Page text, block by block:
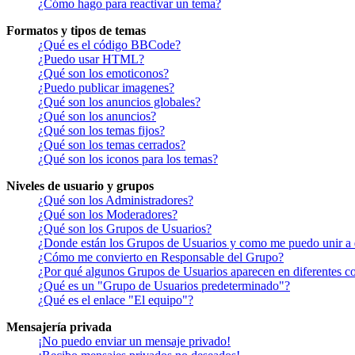
¿Cómo hago para reactivar un tema?
Formatos y tipos de temas
¿Qué es el código BBCode?
¿Puedo usar HTML?
¿Qué son los emoticonos?
¿Puedo publicar imagenes?
¿Qué son los anuncios globales?
¿Qué son los anuncios?
¿Qué son los temas fijos?
¿Qué son los temas cerrados?
¿Qué son los iconos para los temas?
Niveles de usuario y grupos
¿Qué son los Administradores?
¿Qué son los Moderadores?
¿Qué son los Grupos de Usuarios?
¿Donde están los Grupos de Usuarios y como me puedo unir a
¿Cómo me convierto en Responsable del Grupo?
¿Por qué algunos Grupos de Usuarios aparecen en diferentes
¿Qué es un "Grupo de Usuarios predeterminado"?
¿Qué es el enlace "El equipo"?
Mensajería privada
¡No puedo enviar un mensaje privado!